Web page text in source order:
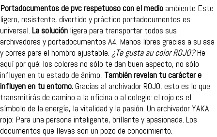
Portadocumentos de pvc respetuoso con el medio ambiente Este
ligero, resistente, divertido y práctico portadocumentos es
universal. La solución ligera para transportar todos sus
archivadores y portadocumentos A4. Manos libres gracias a su asa
y correa para el hombro ajustable. ¿Te gusta su color ROJO?He
aquí por qué: los colores no sólo te dan buen aspecto, no sólo
influyen en tu estado de ánimo, También revelan tu carácter e
influyen en tu entorno.Gracias al archivador ROJO, esto es lo que
transmitirás de camino a la oficina o al colegio: el rojo es el
símbolo de la energía, la vitalidad y la pasión. Un archivador YAKA
rojo: Para una persona inteligente, brillante y apasionada. Los
documentos que llevas son un pozo de conocimiento.